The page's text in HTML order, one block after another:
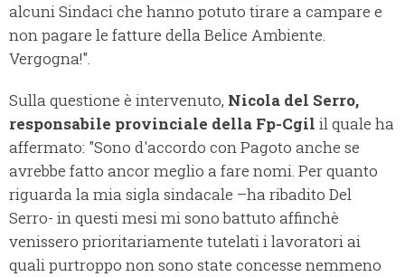
alcuni Sindaci che hanno potuto tirare a campare e
non pagare le fatture della Belice Ambiente.
Vergogna!".
Sulla questione è intervenuto, Nicola del Serro,
responsabile provinciale della Fp-Cgil il quale ha
affermato: "Sono d'accordo con Pagoto anche se
avrebbe fatto ancor meglio a fare nomi. Per quanto
riguarda la mia sigla sindacale –ha ribadito Del
Serro- in questi mesi mi sono battuto affinchè
venissero prioritariamente tutelati i lavoratori ai
quali purtroppo non sono state concesse nemmeno